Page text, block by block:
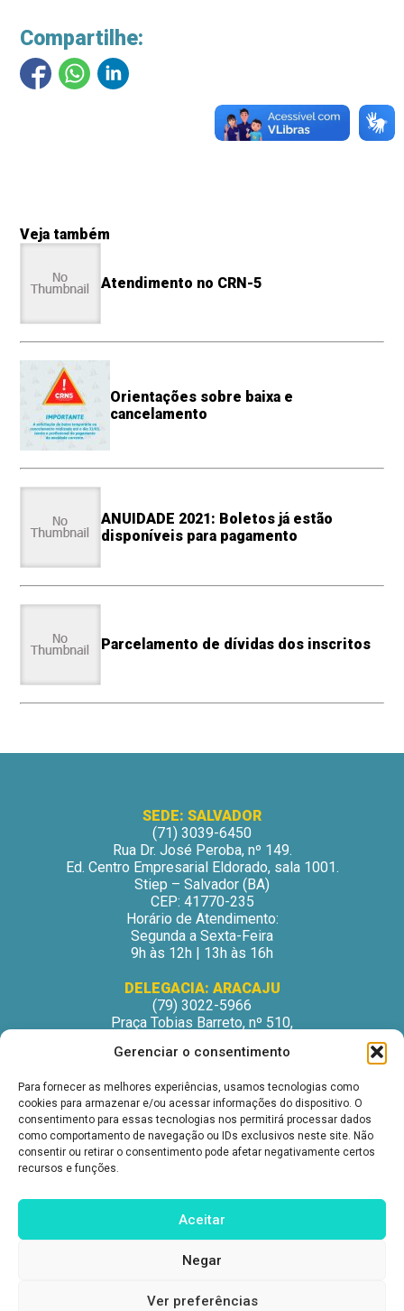
Gerenciar o consentimento
Para fornecer as melhores experiências, usamos tecnologias como
cookies para armazenar e/ou acessar informações do dispositivo. O
consentimento para essas tecnologias nos permitirá processar dados
como comportamento de navegação ou IDs exclusivos neste site. Não
consentir ou retirar o consentimento pode afetar negativamente certos
recursos e funções.
Aceitar
Negar
Ver preferências
Compartilhe:
Veja também
Atendimento no CRN-5
Orientações sobre baixa e
cancelamento
ANUIDADE 2021: Boletos já estão
disponíveis para pagamento
Parcelamento de dívidas dos inscritos
SEDE: SALVADOR
(71) 3039-6450
Rua Dr. José Peroba, nº 149.
Ed. Centro Empresarial Eldorado, sala 1001.
Stiep – Salvador (BA)
CEP: 41770-235
Horário de Atendimento:
Segunda a Sexta-Feira
9h às 12h | 13h às 16h
DELEGACIA: ARACAJU
(79) 3022-5966
Praça Tobias Barreto, nº 510,
São José – Aracaju/SE
Horário de Atendimento:
Segunda a Sexta-Feira
9h às 12h | 13h às 16h
DELEGACIA: ITABUNA
Avenida Princesa Isabel, nº 395.
Ed. Itabuna Trade Center, sala 914.
São Caetano – Itabuna (BA)
Horário de Atendimento:
9h às 12h | 13h às 16h